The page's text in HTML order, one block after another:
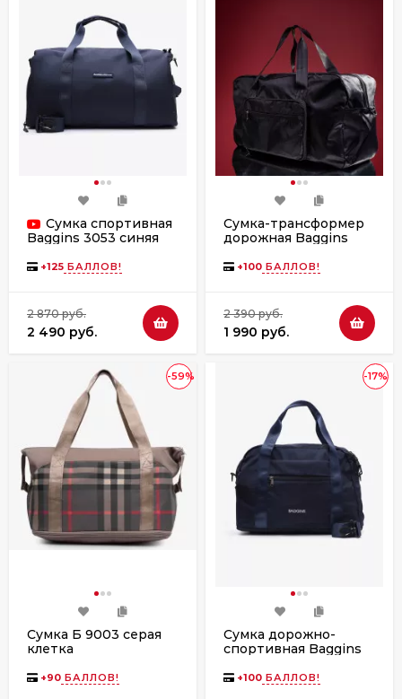
Сумка спортивная
Baggins 3053 синяя
+125 БАЛЛОВ!
2 870 руб.
2 490 руб.
Сумка-трансформер
дорожная Baggins
+100 БАЛЛОВ!
2 390 руб.
1 990 руб.
-59%
Сумка Б 9003 серая
клетка
+90 БАЛЛОВ!
-17%
Сумка дорожно-
спортивная Baggins
+100 БАЛЛОВ!